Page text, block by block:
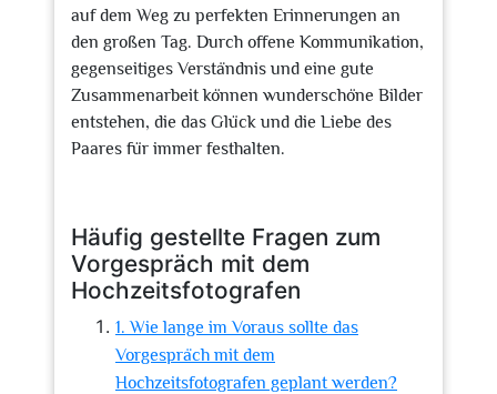
auf dem Weg zu perfekten Erinnerungen an
den großen Tag. Durch offene Kommunikation,
gegenseitiges Verständnis und eine gute
Zusammenarbeit können wunderschöne Bilder
entstehen, die das Glück und die Liebe des
Paares für immer festhalten.
Häufig gestellte Fragen zum
Vorgespräch mit dem
Hochzeitsfotografen
1. Wie lange im Voraus sollte das
Vorgespräch mit dem
Hochzeitsfotografen geplant werden?